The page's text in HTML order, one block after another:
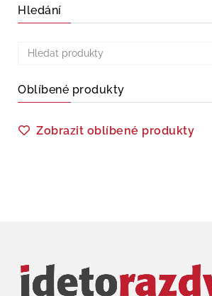
Hledání
Oblíbené produkty
Zobrazit oblíbené produkty